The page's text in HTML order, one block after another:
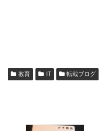
教育 IT 転載ブログ